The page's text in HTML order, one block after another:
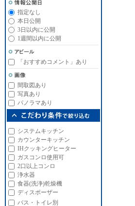
指定なし
本日公開
3日以内に公開
1週間以内に公開
「おすすめコメント」あり
間取図あり
写真あり
パノラマあり
システムキッチン
カウンターキッチン
IHクッキングヒーター
ガスコンロ使用可
2口以上コンロ
浄水器
食器(洗浄)乾燥機
ディスポーザー
バス・トイレ別